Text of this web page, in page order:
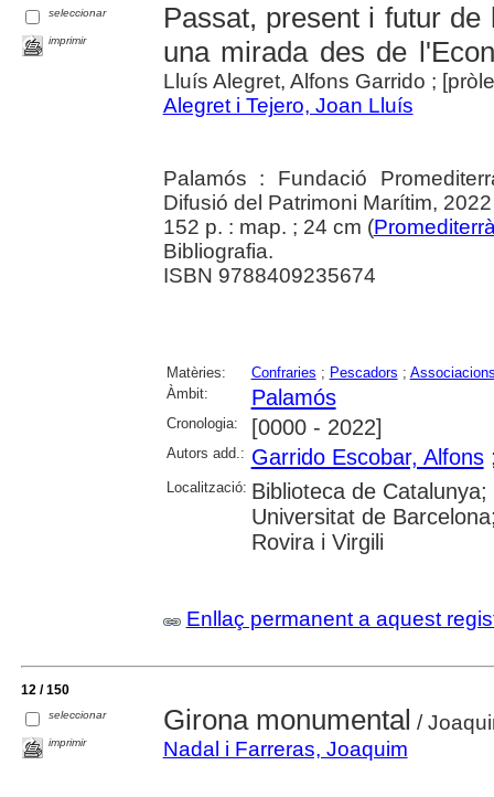
seleccionar
imprimir
Passat, present i futur
una mirada des de
Lluís Alegret, Alfons Garrido ;
Alegret i Tejero, Joan Lluís
Palamós : Fundació
Difusió del Patrimoni Marítim, 2022
152 p. : map. ; 24 cm (
Bibliografia.
ISBN 9788409235674
Matèries: Confraries ; Pescadors ;
Àmbit:
Palamós
Cronologia: [0000 - 2022]
Autors add.: Garrido Escobar, Alfons
Localització: Biblioteca de
Universitat de
Rovira i Virgili
Enllaç permanent a aquest
12 / 150
seleccionar
imprimir
Girona monumental /
Nadal i Farreras, Joaquim